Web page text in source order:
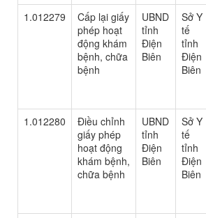
1.012279
Cấp lại giấy
phép hoạt
động khám
bệnh, chữa
bệnh
UBND
tỉnh
Điện
Biên
Sở Y
tế
tỉnh
Điện
Biên
1.012280
Điều chỉnh
giấy phép
hoạt động
khám bệnh,
chữa bệnh
UBND
tỉnh
Điện
Biên
Sở Y
tế
tỉnh
Điện
Biên